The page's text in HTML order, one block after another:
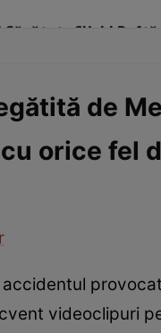
Click! Poftă
de
orice fel
videoclipuri